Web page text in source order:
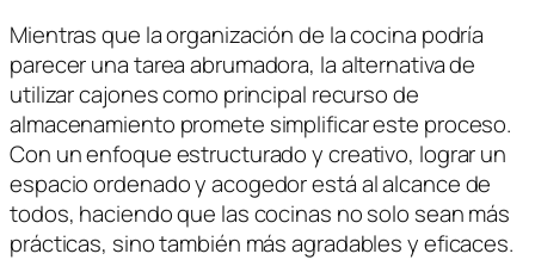
Mientras que la organización de la cocina podría
parecer una tarea abrumadora, la alternativa de
utilizar cajones como principal recurso de
almacenamiento promete simplificar este proceso.
Con un enfoque estructurado y creativo, lograr un
espacio ordenado y acogedor está al alcance de
todos, haciendo que las cocinas no solo sean más
prácticas, sino también más agradables y eficaces.